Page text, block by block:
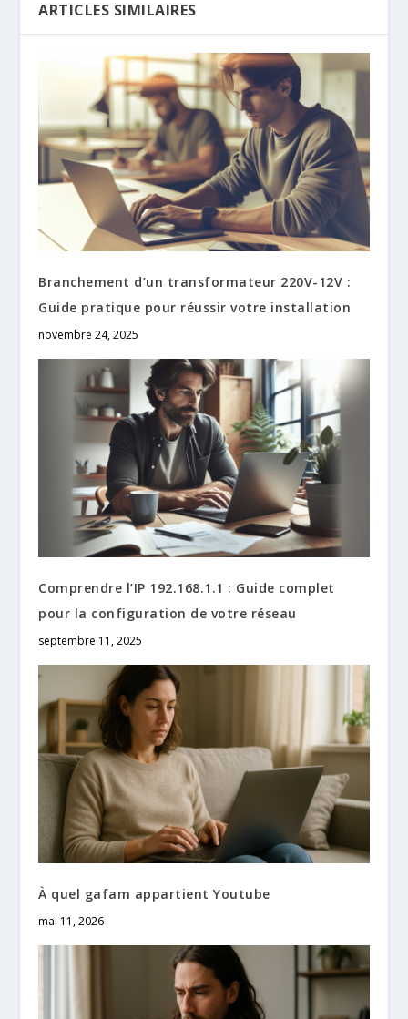
ARTICLES SIMILAIRES
Branchement d’un transformateur 220V-12V :
Guide pratique pour réussir votre installation
novembre 24, 2025
Comprendre l’IP 192.168.1.1 : Guide complet
pour la configuration de votre réseau
septembre 11, 2025
À quel gafam appartient Youtube
mai 11, 2026